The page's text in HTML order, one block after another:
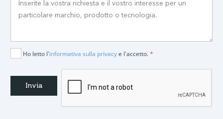
Ho letto l'informativa sulla privacye l'accetto.*